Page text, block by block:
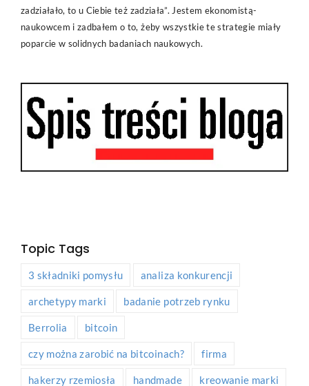
zadziałało, to u Ciebie też zadziała”. Jestem ekonomistą-
naukowcem i zadbałem o to, żeby wszystkie te strategie miały
poparcie w solidnych badaniach naukowych.
Topic Tags
3 składniki pomysłu analiza konkurencji
archetypy marki badanie potrzeb rynku
Berrolia bitcoin
czy można zarobić na bitcoinach? firma
hakerzy rzemiosła handmade kreowanie marki